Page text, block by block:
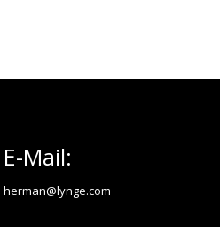
E-Mail:
herman@lynge.com